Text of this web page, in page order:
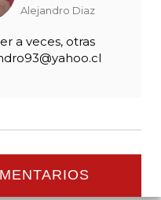
Alejandro Diaz
a veces, otras